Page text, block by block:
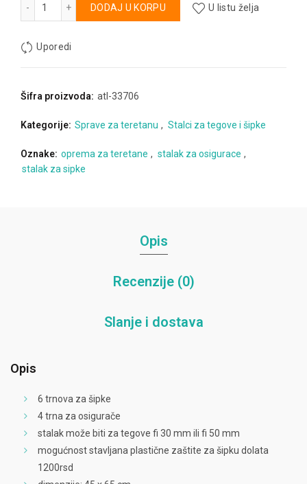
DODAJ U KORPU U listu želja
Uporedi
Šifra proizvoda: atl-33706
Kategorije: Sprave za teretanu , Stalci za tegove i šipke
Oznake: oprema za teretane , stalak za osigurace ,
stalak za sipke
Opis
Recenzije (0)
Slanje i dostava
Opis
6 trnova za šipke
4 trna za osigurače
stalak može biti za tegove fi 30 mm ili fi 50 mm
mogućnost stavljana plastične zaštite za šipku dolata
1200rsd